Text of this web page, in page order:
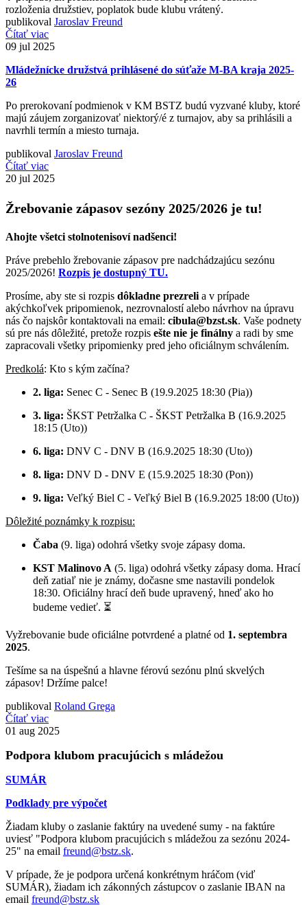
rozloženia družstiev, poplatok bude klubu vrátený.
publikoval Jaroslav Freund
Čítať viac
09 jul 2025
Mládežnícke družstvá prihlásené do súťaže M-BA kraja 2025-
26
Po prerokovaní podmienok v KM BSTZ budú vyzvané kluby, ktoré
majú záujem zorganizovať niektorý/é z turnajov, aby sa prihlásili a
navrhli termín a miesto turnaja.
publikoval Jaroslav Freund
Čítať viac
20 jul 2025
Žrebovanie zápasov sezóny 2025/2026 je tu!
Ahojte všetci stolnotenisoví nadšenci!
Práve prebehlo žrebovanie zápasov pre nadchádzajúcu sezónu
2025/2026! Rozpis je dostupný TU.
Prosíme, aby ste si rozpis dôkladne prezreli a v prípade
akýchkoľvek pripomienok, nezrovnalostí alebo návrhov na úpravu
nás čo najskôr kontaktovali na email: cibula@bzst.sk. Vaše podnety
sú pre nás dôležité, pretože rozpis ešte nie je finálny a radi by sme
zapracovali všetky pripomienky pred jeho oficiálnym schválením.
Predkolá: Kto s kým začína?
2. liga: Senec C - Senec B (19.9.2025 18:30 (Pia))
3. liga: ŠKST Petržalka C - ŠKST Petržalka B (16.9.2025
18:15 (Uto))
6. liga: DNV C - DNV B (16.9.2025 18:30 (Uto))
8. liga: DNV D - DNV E (15.9.2025 18:30 (Pon))
9. liga: Veľký Biel C - Veľký Biel B (16.9.2025 18:00 (Uto))
Dôležité poznámky k rozpisu:
Čaba (9. liga) odohrá všetky svoje zápasy doma.
KST Malinovo A (5. liga) odohrá všetky zápasy doma. Hrací
deň zatiaľ nie je známy, dočasne sme nastavili pondelok
18:30. Oficiálny hrací deň bude upravený, hneď ako ho
budeme vedieť. ⏳
Vyžrebovanie bude oficiálne potvrdené a platné od 1. septembra
2025.
Tešíme sa na úspešnú a hlavne férovú sezónu plnú skvelých
zápasov! Držíme palce!
publikoval Roland Grega
Čítať viac
01 aug 2025
Podpora klubom pracujúcich s mládežou
SUMÁR
Podklady pre výpočet
Žiadam kluby o zaslanie faktúry na uvedené sumy - na faktúre
uviesť "Podpora klubom pracujúcich s mládežou za sezónu 2024-
25" na email freund@bstz.sk.
V prípade, že je podpora určená konkrétnym hráčom (viď
SUMÁR), žiadam ich zákonných zástupcov o zaslanie IBAN na
email freund@bstz.sk